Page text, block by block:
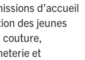
d’accueil
des jeunes
couture,
et